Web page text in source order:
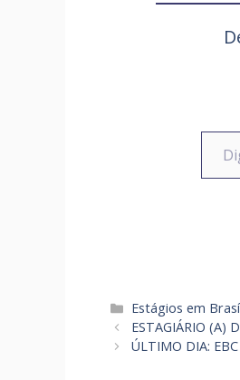
Digite seu e-
Categorias
Estágios em
ESTAGIÁRIO (A)
ÚLTIMO DIA: EBC